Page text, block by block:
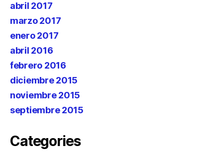
abril 2017
marzo 2017
enero 2017
abril 2016
febrero 2016
diciembre 2015
noviembre 2015
septiembre 2015
Categories